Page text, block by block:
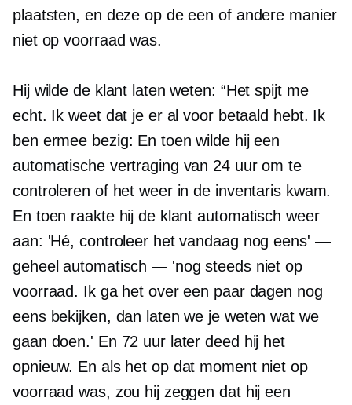
plaatsten, en deze op de een of andere manier
niet op voorraad was.
Hij wilde de klant laten weten: “Het spijt me
echt. Ik weet dat je er al voor betaald hebt. Ik
ben ermee bezig: En toen wilde hij een
automatische vertraging van 24 uur om te
controleren of het weer in de inventaris kwam.
En toen raakte hij de klant automatisch weer
aan: 'Hé, controleer het vandaag nog eens' —
geheel automatisch — 'nog steeds niet op
voorraad. Ik ga het over een paar dagen nog
eens bekijken, dan laten we je weten wat we
gaan doen.' En 72 uur later deed hij het
opnieuw. En als het op dat moment niet op
voorraad was, zou hij zeggen dat hij een